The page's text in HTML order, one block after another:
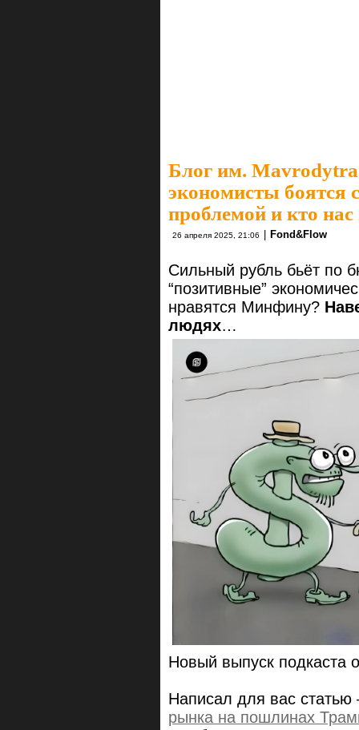
Блог им.
экономисты боятся
проблемой и кто
26 апреля 2025, 21:06 Fond&Flow
Сильный рубль бьёт по
“позитивные”
нравятся Минфину?
людях…
Новый выпуск подкаста
Написал для вас
рынка на пошлинах